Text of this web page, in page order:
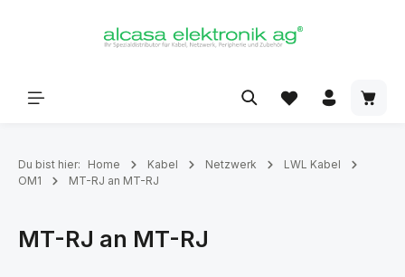
Du bist hier: Home Kabel Netzwerk
LWL Kabel
OM1
MT-RJ an MT-RJ
MT-RJ an MT-RJ